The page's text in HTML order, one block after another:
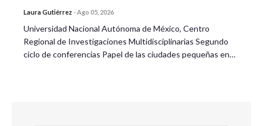
Laura Gutiérrez -Ago 05, 2026
Universidad Nacional Autónoma de México, Centro
Regional de Investigaciones Multidisciplinarias Segundo
ciclo de conferencias Papel de las ciudades pequeñas en…